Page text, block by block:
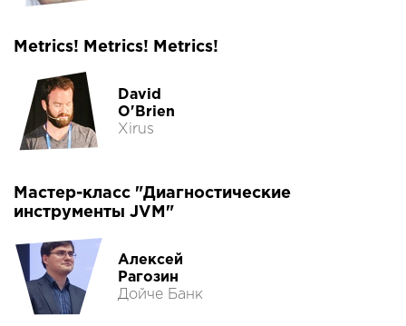
Metrics! Metrics! Metrics!
David
O'Brien
Xirus
Мастер-класс "Диагностические
инструменты JVM"
Алексей
Рагозин
Дойче Банк